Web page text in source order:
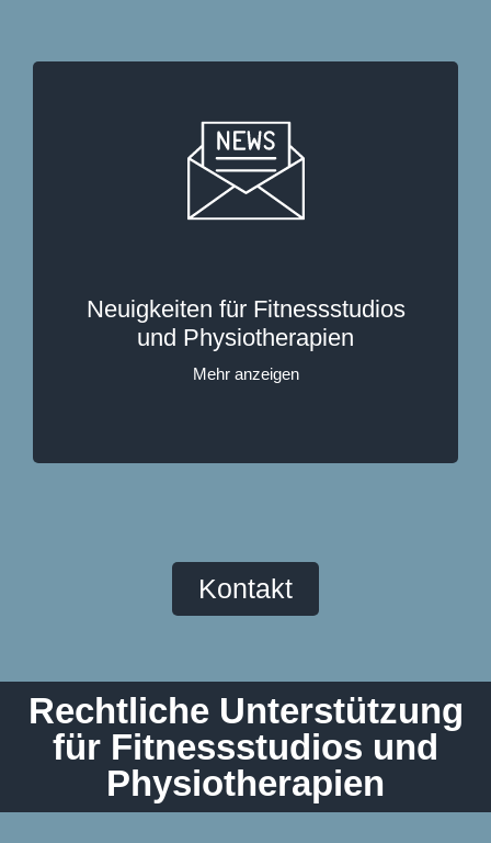
Neuigkeiten für Fitnessstudios​
und Physiotherapien
Mehr anzeigen
Kontakt
Rechtliche Unterstützung
für Fitnessstudios und
Physiotherapien